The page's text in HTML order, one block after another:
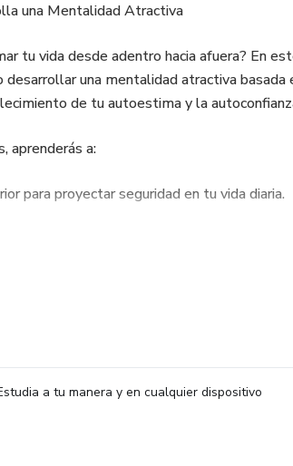
una Mentalidad Atractiva
tu vida desde adentro hacia afuera? En
desarrollar una mentalidad atractiva basada
de tu autoestima y la
aprenderás a:
para proyectar seguridad en tu vida diaria.
limitantes que frenan tu éxito.
a tu manera y en cualquier dispositivo